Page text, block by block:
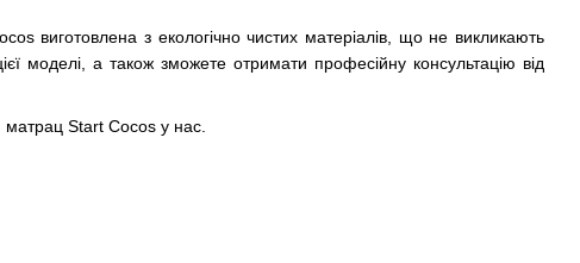
виготовлена з екологічно чистих матеріалів, що не викликають
моделі, а також зможете отримати професійну консультацію від
матрац Start Cocos у нас.